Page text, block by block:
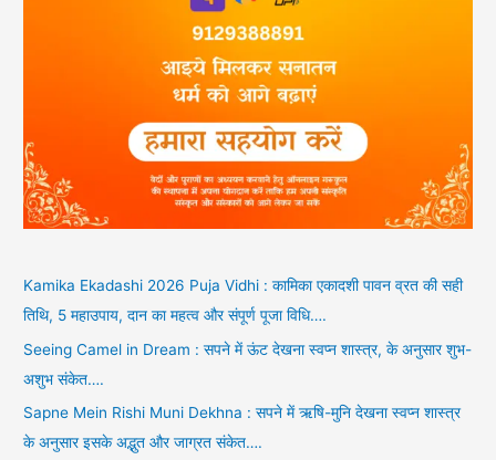
Kamika Ekadashi 2026 Puja Vidhi : कामिका एकादशी पावन व्रत की सही
तिथि, 5 महाउपाय, दान का महत्व और संपूर्ण पूजा विधि….
Seeing Camel in Dream : सपने में ऊंट देखना स्वप्न शास्त्र, के अनुसार शुभ-
अशुभ संकेत….
Sapne Mein Rishi Muni Dekhna : सपने में ऋषि-मुनि देखना स्वप्न शास्त्र
के अनुसार इसके अद्भुत और जाग्रत संकेत….